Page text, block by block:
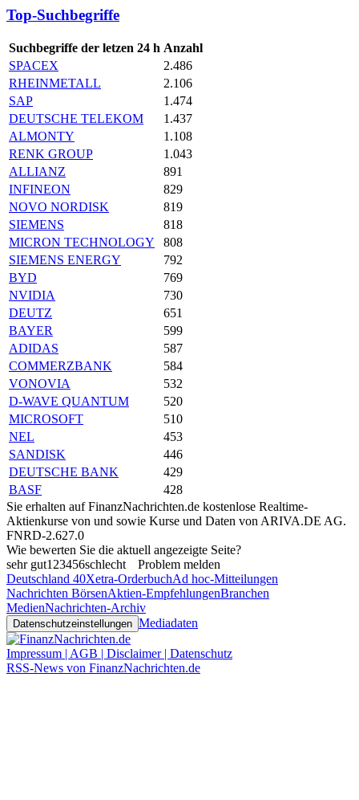
Top-Suchbegriffe
Suchbegriffe der letzen 24 h Anzahl
SPACEX
2.486
RHEINMETALL
2.106
SAP
1.474
DEUTSCHE TELEKOM
1.437
ALMONTY
1.108
RENK GROUP
1.043
ALLIANZ
891
INFINEON
829
NOVO NORDISK
819
SIEMENS
818
MICRON TECHNOLOGY
808
SIEMENS ENERGY
792
BYD
769
NVIDIA
730
DEUTZ
651
BAYER
599
ADIDAS
587
COMMERZBANK
584
VONOVIA
532
D-WAVE QUANTUM
520
MICROSOFT
510
NEL
453
SANDISK
446
DEUTSCHE BANK
429
BASF
428
Sie erhalten auf FinanzNachrichten.de kostenlose Realtime-
Aktienkurse von und sowie Kurse und Daten von ARIVA.DE AG.
FNRD-2.627.0
Wie bewerten Sie die aktuell angezeigte Seite?
sehr gut1 23456schlecht
Problem melden
Deutschland 40Xetra-OrderbuchAd hoc-Mitteilungen
Nachrichten BörsenAktien-EmpfehlungenBranchen
MedienNachrichten-Archiv
Datenschutzeinstellungen Mediadaten
Impressum | AGB | Disclaimer | Datenschutz
RSS-News von FinanzNachrichten.de